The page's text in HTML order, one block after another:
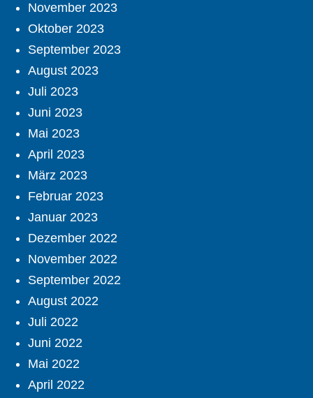
November 2023
Oktober 2023
September 2023
August 2023
Juli 2023
Juni 2023
Mai 2023
April 2023
März 2023
Februar 2023
Januar 2023
Dezember 2022
November 2022
September 2022
August 2022
Juli 2022
Juni 2022
Mai 2022
April 2022